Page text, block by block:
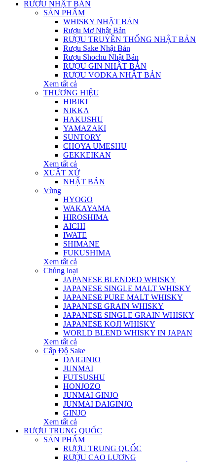
RƯỢU NHẬT BẢN
SẢN PHẨM
WHISKY NHẬT BẢN
Rượu Mơ Nhật Bản
RƯỢU TRUYỀN THỐNG NHẬT BẢN
Rượu Sake Nhật Bản
Rượu Shochu Nhật Bản
RƯỢU GIN NHẬT BẢN
RƯỢU VODKA NHẬT BẢN
Xem tất cả
THƯƠNG HIỆU
HIBIKI
NIKKA
HAKUSHU
YAMAZAKI
SUNTORY
CHOYA UMESHU
GEKKEIKAN
Xem tất cả
XUẤT XỨ
NHẬT BẢN
Vùng
HYOGO
WAKAYAMA
HIROSHIMA
AICHI
IWATE
SHIMANE
FUKUSHIMA
Xem tất cả
Chủng loại
JAPANESE BLENDED WHISKY
JAPANESE SINGLE MALT WHISKY
JAPANESE PURE MALT WHISKY
JAPANESE GRAIN WHISKY
JAPANESE SINGLE GRAIN WHISKY
JAPANESE KOJI WHISKY
WORLD BLEND WHISKY IN JAPAN
Xem tất cả
Cấp Độ Sake
DAIGINJO
JUNMAI
FUTSUSHU
HONJOZO
JUNMAI GINJO
JUNMAI DAIGINJO
GINJO
Xem tất cả
RƯỢU TRUNG QUỐC
SẢN PHẨM
RƯỢU TRUNG QUỐC
RƯỢU CAO LƯƠNG